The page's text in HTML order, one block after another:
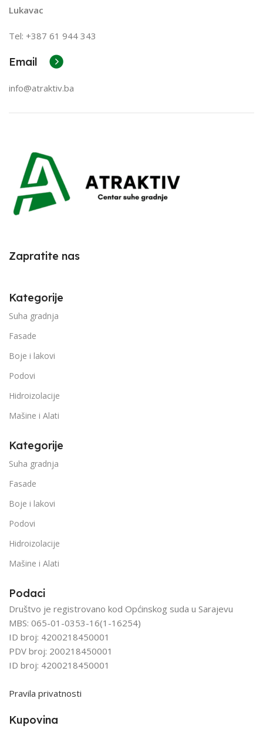
Lukavac
Tel: +387 61 944 343
Email
info@atraktiv.ba
Zapratite nas
Kategorije
Suha gradnja
Fasade
Boje i lakovi
Podovi
Hidroizolacije
Mašine i Alati
Kategorije
Suha gradnja
Fasade
Boje i lakovi
Podovi
Hidroizolacije
Mašine i Alati
Podaci
Društvo je registrovano kod Općinskog suda u Sarajevu
MBS: 065-01-0353-16(1-16254)
ID broj: 4200218450001
PDV broj: 200218450001
ID broj: 4200218450001
Pravila privatnosti
Kupovina